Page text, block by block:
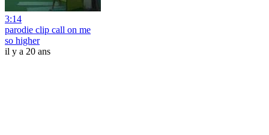
3:14
parodie clip call on me
so higher
il y a 20 ans